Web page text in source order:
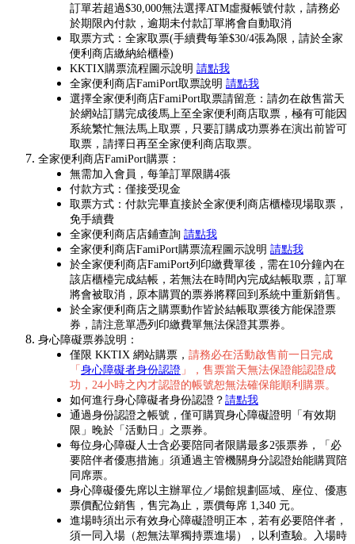
訂單若超過$30,000無法選擇ATM虛擬帳號付款，請務必
於期限內付款，逾期未付款訂單將會自動取消
取票方式：全家取票(手續費每筆$30/4張為限，請於全家
便利商店繳納給櫃檯)
KKTIX購票流程圖示說明 請點我
全家便利商店FamiPort取票說明 請點我
選擇全家便利商店FamiPort取票請留意：請勿在啟售當天
於網站訂購完成後馬上至全家便利商店取票，極有可能因
系統繁忙無法馬上取票，只要訂購成功票券在演出前皆可
取票，請擇日再至全家便利商店取票。
全家便利商店FamiPort購票：
無需加入會員，每筆訂單限購4張
付款方式：僅接受現金
取票方式：付款完畢直接於全家便利商店櫃檯現場取票，
免手續費
全家便利商店店鋪查詢 請點我
全家便利商店FamiPort購票流程圖示說明 請點我
於全家便利商店FamiPort列印繳費單後，需在10分鐘內在
該店櫃檯完成結帳，若無法在時間內完成結帳取票，訂單
將會被取消，原本購買的票券將釋回到系統中重新銷售。
於全家便利商店之購票動作皆於結帳取票後方能保證票
券，請注意單憑列印繳費單無法保證其票券。
身心障礙票券說明：
僅限 KKTIX 網站購票， 請務必在活動啟售前一日完成
「身心障礙者身份認證 」，售票當天無法保證能認證成
功，24小時之內才認證的帳號恕無法確保能順利購票。
如何進行身心障礙者身份認證？ 請點我
通過身份認證之帳號，僅可購買身心障礙證明「有效期
限」晚於「活動日」之票券。
每位身心障礙人士含必要陪同者限購最多2張票券，「必
要陪伴者優惠措施」須通過主管機關身分認證始能購買陪
同席票。
身心障礙優先席以主辦單位／場館規劃區域、座位、優惠
票價配位銷售，售完為止，票價每席 1,340 元。
進場時須出示有效身心障礙證明正本，若有必要陪伴者，
須一同入場（恕無法單獨持票進場），以利查驗。入場時